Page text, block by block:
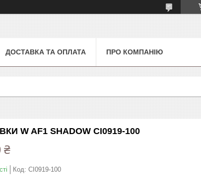
ДОСТАВКА ТА ОПЛАТА ПРО КОМПАНІЮ
W AF1 SHADOW CI0919-100
₴
Код: CI0919-100